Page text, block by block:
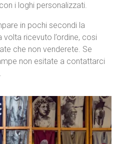
i loghi personalizzati.
in pochi secondi la
volta ricevuto l’ordine, cosi
che non venderete. Se
non esitate a contattarci